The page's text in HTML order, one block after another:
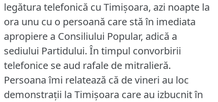
legătura telefonică cu Timişoara, azi noapte la
ora unu cu o persoană care stă în imediata
apropiere a Consiliului Popular, adică a
sediului Partidului. În timpul convorbirii
telefonice se aud rafale de mitralieră.
Persoana îmi relatează că de vineri au loc
demonstraţii la Timişoara care au izbucnit în